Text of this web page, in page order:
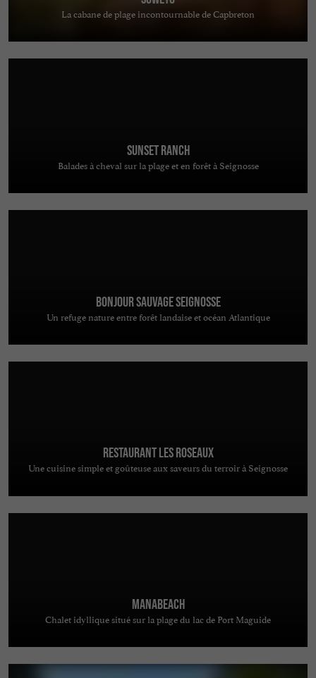
La cabane de plage incontournable de Capbreton
Sunset Ranch
Balades à cheval sur la plage et en forêt à Seignosse
Bonjour Sauvage Seignosse
Un refuge nature entre forêt landaise et océan Atlantique
Restaurant Les Roseaux
Une cuisine simple et goûteuse aux saveurs du terroir à Seignosse
MANABEACH
Chalet idyllique situé sur la plage du lac de Port Maguide